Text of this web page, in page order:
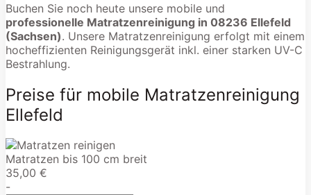
Buchen Sie noch heute unsere mobile und
professionelle Matratzenreinigung in 08236 Ellefeld
(Sachsen). Unsere Matratzenreinigung erfolgt mit einem
hocheffizienten Reinigungsgerät inkl. einer starken UV-C
Bestrahlung.
Preise für mobile Matratzenreinigung
Ellefeld
Matratzen bis 100 cm breit
35,00 €
-